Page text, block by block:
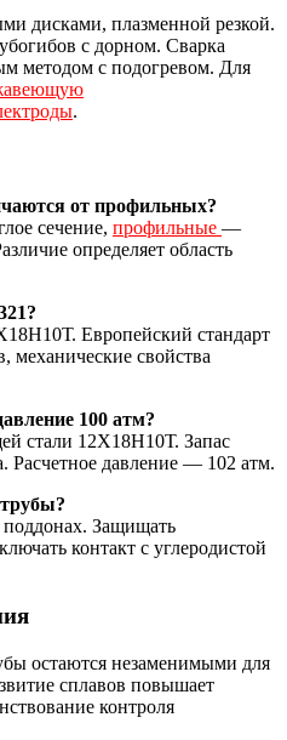
дисками, плазменной резкой.
с дорном. Сварка
методом с подогревом. Для
.
от профильных?
сечение, профильные —
определяет область
Европейский стандарт
свойства
100 атм?
стали 12Х18Н10Т. Запас
Расчетное давление — 102 атм.
Защищать
контакт с углеродистой
остаются незаменимыми для
сплавов повышает
контроля